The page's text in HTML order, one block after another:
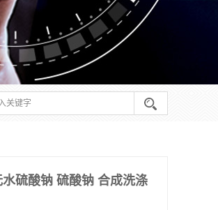
硫酸钠 硫酸钠 合成洗涤